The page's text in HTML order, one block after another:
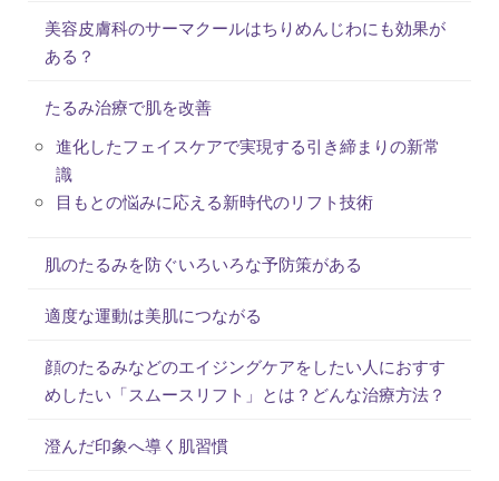
美容皮膚科のサーマクールはちりめんじわにも効果が
ある？
たるみ治療で肌を改善
進化したフェイスケアで実現する引き締まりの新常
識
目もとの悩みに応える新時代のリフト技術
肌のたるみを防ぐいろいろな予防策がある
適度な運動は美肌につながる
顔のたるみなどのエイジングケアをしたい人におすす
めしたい「スムースリフト」とは？どんな治療方法？
澄んだ印象へ導く肌習慣